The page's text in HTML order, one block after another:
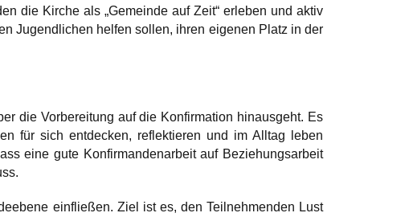
die Kirche als „Gemeinde auf Zeit“ erleben und aktiv
Jugendlichen helfen sollen, ihren eigenen Platz in der
die Vorbereitung auf die Konfirmation hinausgeht. Es
für sich entdecken, reflektieren und im Alltag leben
eine gute Konfirmandenarbeit auf Beziehungsarbeit
einfließen. Ziel ist es, den Teilnehmenden Lust